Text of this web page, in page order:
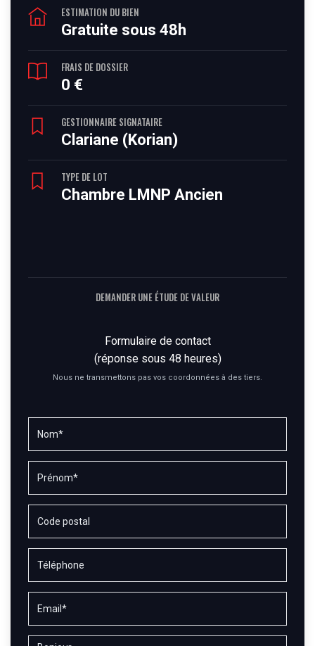
ESTIMATION DU BIEN
Gratuite sous 48h
FRAIS DE DOSSIER
0 €
GESTIONNAIRE SIGNATAIRE
Clariane (Korian)
TYPE DE LOT
Chambre LMNP Ancien
DEMANDER UNE ÉTUDE DE VALEUR
Formulaire de contact
(réponse sous 48 heures)
Nous ne transmettons pas vos coordonnées à des tiers.